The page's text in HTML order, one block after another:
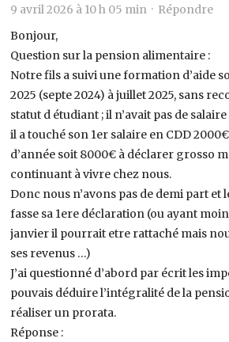
9 avril 2026 à 10 h 05 min · Répondre
Bonjour,
Question sur la pension alimentaire :
Notre fils a suivi une formation d’aide
2025 (septe 2024) à juillet 2025, sans
statut d étudiant ; il n’avait pas de
il a touché son 1er salaire en CDD
d’année soit 8000€ à déclarer grosso
continuant à vivre chez nous.
Donc nous n’avons pas de demi part et
fasse sa 1ere déclaration (ou ayant
janvier il pourrait etre rattaché mais
ses revenus …)
J’ai questionné d’abord par écrit les
pouvais déduire l’intégralité de la
réaliser un prorata.
Réponse :